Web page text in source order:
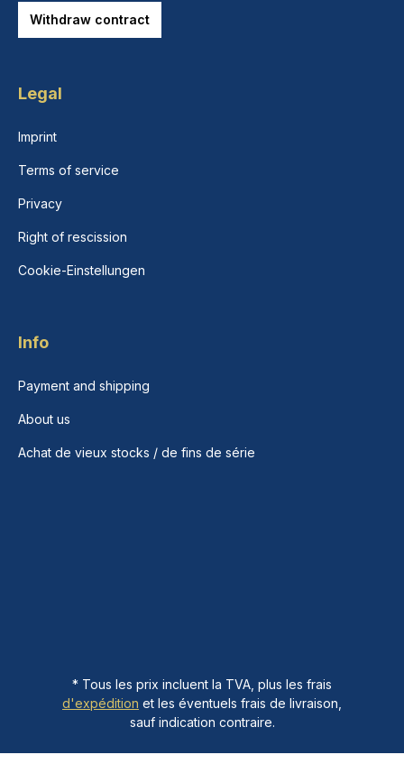
Withdraw contract
Legal
Imprint
Terms of service
Privacy
Right of rescission
Cookie-Einstellungen
Info
Payment and shipping
About us
Achat de vieux stocks / de fins de série
* Tous les prix incluent la TVA, plus les frais
d'expédition et les éventuels frais de livraison,
sauf indication contraire.